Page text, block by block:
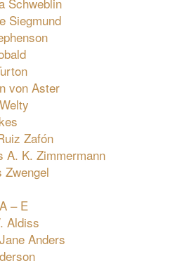
Siegmund
von Aster
Zafón
A. K. Zimmermann
Zwengel
– E
Aldiss
Anders